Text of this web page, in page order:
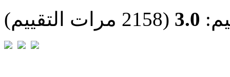
3.0 (2158 مرات التقييم)